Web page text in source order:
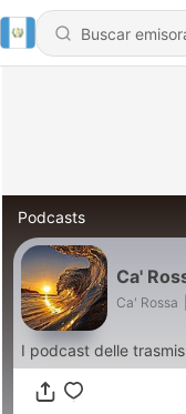
Podcasts
Ca'
Ca' Rossa
I podcast delle